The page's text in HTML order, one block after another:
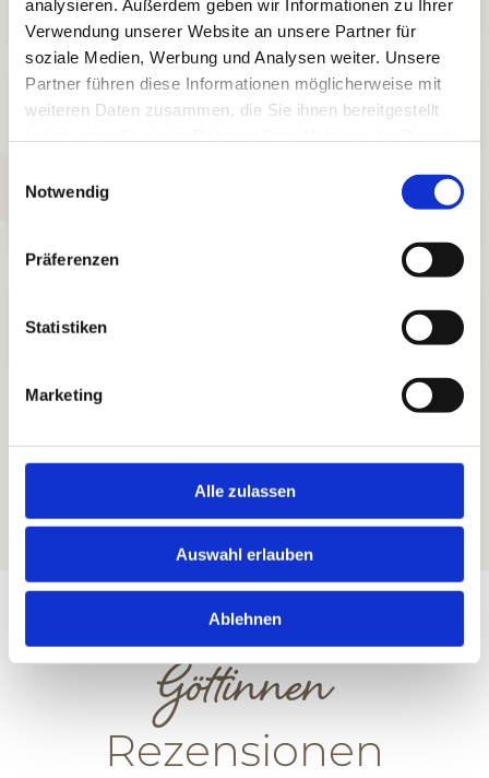
analysieren. Außerdem geben wir Informationen zu Ihrer
Verwendung unserer Website an unsere Partner für
soziale Medien, Werbung und Analysen weiter. Unsere
Partner führen diese Informationen möglicherweise mit
weiteren Daten zusammen, die Sie ihnen bereitgestellt
Notwendig
Präferenzen
Statistiken
Marketing
Alle zulassen
Auswahl erlauben
Ablehnen
Unterbringung?
Wie komme ich zum Ort des Live-
Events?
Was muss ich alles für die Live-Events
mitbringen?
Ich habe eine andere Frage
Göttinnen
Rezensionen